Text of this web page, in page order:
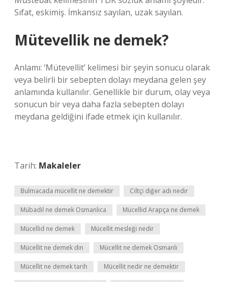
Sıfat, eskimiş. İmkansız sayılan, uzak sayılan.
Mütevellik ne demek?
Anlamı: ‘Mütevellit’ kelimesi bir şeyin sonucu olarak
veya belirli bir sebepten dolayı meydana gelen şey
anlamında kullanılır. Genellikle bir durum, olay veya
sonucun bir veya daha fazla sebepten dolayı
meydana geldiğini ifade etmek için kullanılır.
Tarih: Makaleler
Bulmacada mücellit ne demektir Ciltçi diğer adı nedir
Mübadil ne demek Osmanlıca Mücellid Arapça ne demek
Mücellid ne demek Mücellit mesleği nedir
Mücellit ne demek din Mücellit ne demek Osmanlı
Mücellit ne demek tarih Mücellit nedir ne demektir